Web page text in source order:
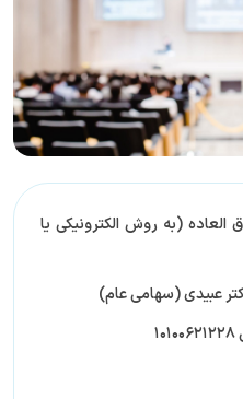
(به روش الکترونیکی یا
عبیدی (سهامی عام)